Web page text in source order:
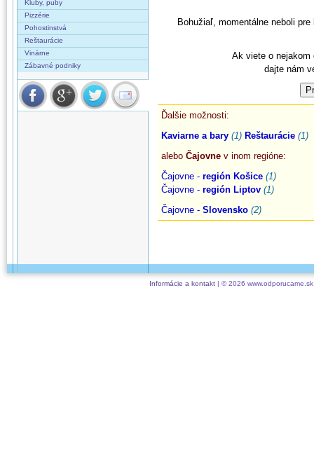
Kluby, puby
Pizzérie
Pohostinstvá
Reštaurácie
Vinárne
Zábavné podniky
Bohužiaľ, momentálne neboli pre
Ak viete o nejakom
dajte nám
Ďalšie možnosti:
Kaviarne a bary (1) Reštaurácie (1)
alebo Čajovne v inom regióne:
Čajovne - región Košice (1)
Čajovne - región Liptov (1)
Čajovne - Slovensko (2)
Informácie a kontakt| © 2026